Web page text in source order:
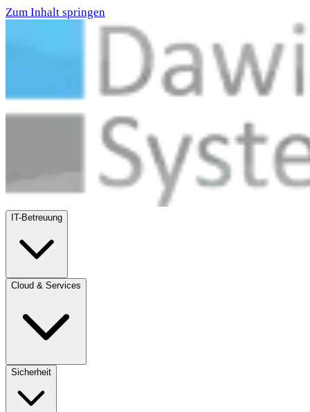
Zum Inhalt springen
IT-Betreuung
Cloud & Services
Sicherheit